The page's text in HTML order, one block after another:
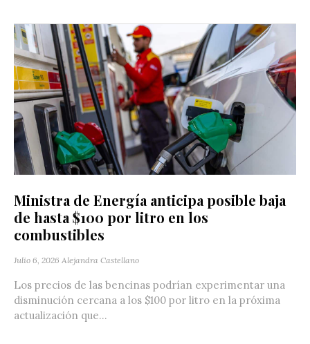
Ministra de Energía anticipa posible baja
de hasta $100 por litro en los
combustibles
Julio 6, 2026 Alejandra Castellano
Los precios de las bencinas podrían experimentar una
disminución cercana a los $100 por litro en la próxima
actualización que...